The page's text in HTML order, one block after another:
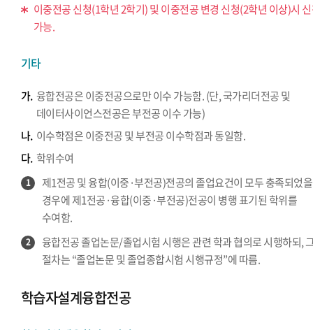
이중전공 신청(1학년 2학기) 및 이중전공 변경 신청(2학년 이상)시
가능.
기타
가. 융합전공은 이중전공으로만 이수 가능함. (단, 국가리더전공 및
데이터사이언스전공은 부전공 이수 가능)
나. 이수학점은 이중전공 및 부전공 이수학점과 동일함.
다. 학위수여
1
제1전공 및 융합(이중·부전공)전공의 졸업요건이 모두 충족되었을
경우에 제1전공·융합(이중·부전공)전공이 병행 표기된 학위를
수여함.
2
융합전공 졸업논문/졸업시험 시행은 관련 학과 협의로 시행하되,
절차는 “졸업논문 및 졸업종합시험 시행규정”에 따름.
학습자설계융합전공